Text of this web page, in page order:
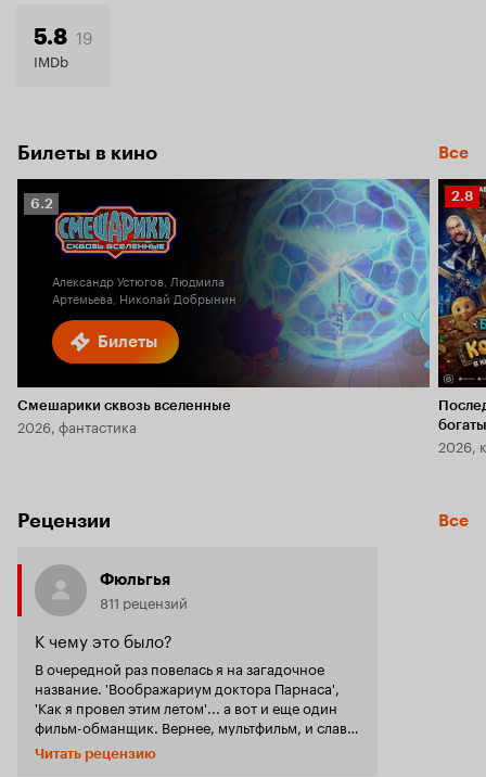
5.8 19
IMDb
Билеты в кино Все
Билеты
Рейтинг
Кинопоиска
6.2
Александр Устюгов, Людмила
Артемьева, Николай Добрынин
Смешарики сквозь вселенные
2026, фантастика
2.8
2.8
2026,
Рецензии Все
Фюльгья
811 рецензий
К чему это было?
В очередной раз повелась я на загадочное
название. 'Воображариум доктора Парнаса',
'Как я провел этим летом'... а вот и еще один
фильм-обманщик. Вернее, мультфильм, и слава
богам, короткий. Из каких соображений и с
какой целью лепили сие произведение? В него
Читать рецензию